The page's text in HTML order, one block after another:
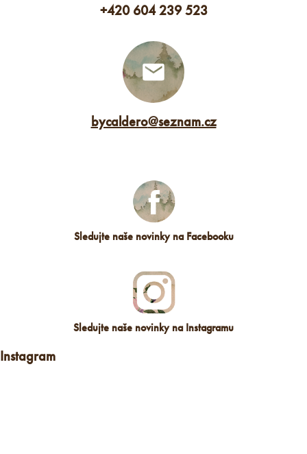
bycaldero@seznam.cz
+420 604 239 523
Sledujte naše novinky na Facebooku
Sledujte naše novinky na Instagramu
Instagram